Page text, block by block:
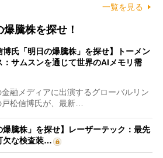
一覧を見る
騰株を探せ！
博氏「明日の爆騰株」を探せ】トーメン
：サムスンを通じて世界のAIメモリ需
融メディアに出演するグローバルリン
松信博氏が、最新…
爆騰株」を探せ】レーザーテック：最先
欠な検査装…